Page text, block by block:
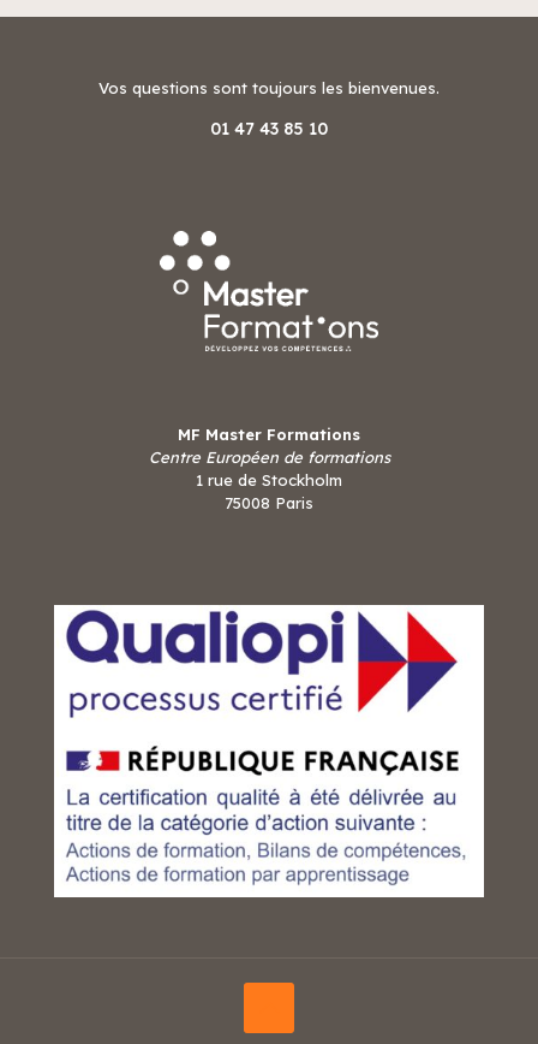
Vos questions sont toujours les bienvenues.
01 47 43 85 10
MF Master Formations
Centre Européen de formations
1 rue de Stockholm
75008 Paris